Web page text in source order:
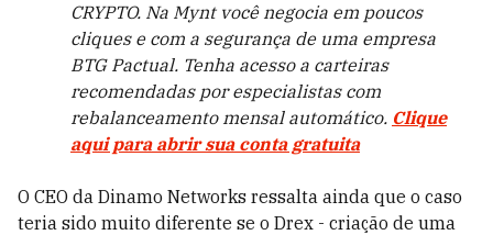
CRYPTO. Na Mynt você negocia em poucos
cliques e com a segurança de uma empresa
BTG Pactual. Tenha acesso a carteiras
recomendadas por especialistas com
rebalanceamento mensal automático. Clique
aqui para abrir sua conta gratuita
O CEO da Dinamo Networks ressalta ainda que o caso
teria sido muito diferente se o Drex - criação de uma